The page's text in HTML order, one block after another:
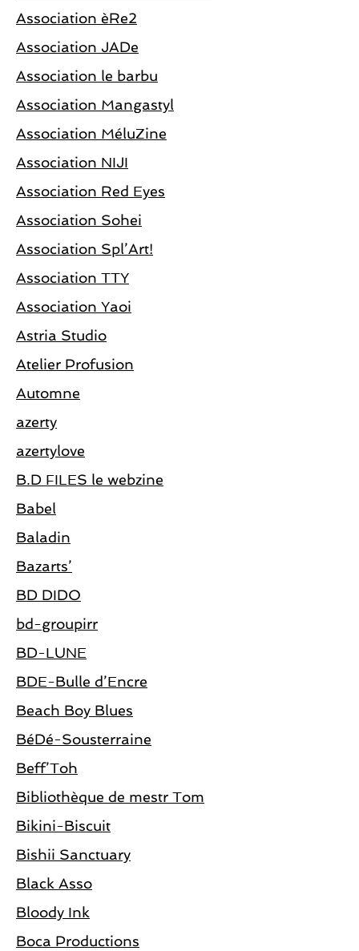
Association èRe2
Association JADe
Association le barbu
Association Mangastyl
Association MéluZine
Association NIJI
Association Red Eyes
Association Sohei
Association Spl’Art!
Association TTY
Association Yaoi
Astria Studio
Atelier Profusion
Automne
azerty
azertylove
B.D FILES le webzine
Babel
Baladin
Bazarts’
BD DIDO
bd-groupirr
BD-LUNE
BDE-Bulle d’Encre
Beach Boy Blues
BéDé-Sousterraine
Beff’Toh
Bibliothèque de mestr Tom
Bikini-Biscuit
Bishii Sanctuary
Black Asso
Bloody Ink
Boca Productions